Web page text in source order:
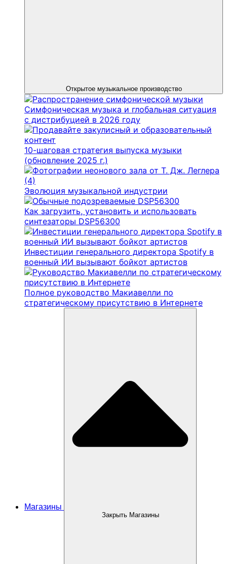
Открытое музыкальное производство
Симфоническая музыка и глобальная ситуация
с дистрибуцией в 2026 году
10-шаговая стратегия выпуска музыки
(обновление 2025 г.)
Эволюция музыкальной индустрии
Как загрузить, установить и использовать
синтезаторы DSP56300
Инвестиции генерального директора Spotify в
военный ИИ вызывают бойкот артистов
Полное руководство Макиавелли по
стратегическому присутствию в Интернете
Магазины
Закрыть Магазины